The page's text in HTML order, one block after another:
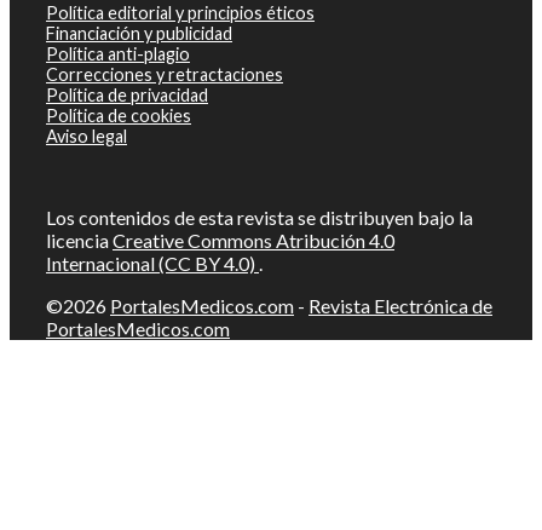
Política editorial y principios éticos
Financiación y publicidad
Política anti-plagio
Correcciones y retractaciones
Política de privacidad
Política de cookies
Aviso legal
Los contenidos de esta revista se distribuyen bajo la
licenciaCreative Commons Atribución 4.0
Internacional (CC BY 4.0) .
©2026 PortalesMedicos.com - Revista Electrónica de
PortalesMedicos.com